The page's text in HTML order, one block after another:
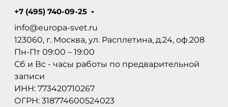
+7 (495) 740-09-25
info@europa-svet.ru
123060, г. Москва, ул. Расплетина, д.24, оф.208
Пн-Пт 09:00 – 19:00
Сб и Вс - часы работы по предварительной
записи
ИНН: 773420710267
ОГРН: 318774600524023